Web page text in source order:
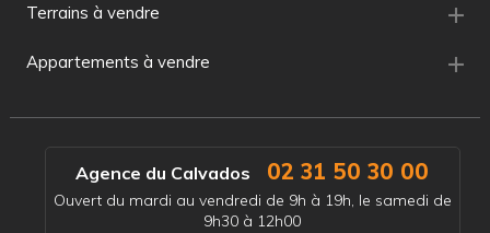
Terrains à vendre
Appartements à vendre
Agence du Calvados 02 31 50 30 00
Ouvert du mardi au vendredi de 9h à 19h, le samedi de
9h30 à 12h00